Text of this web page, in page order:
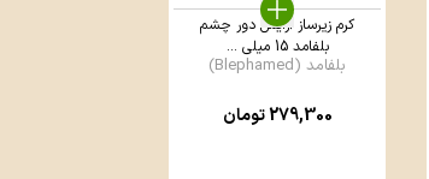
کرم زیرساز آرایش دور چشم
بلفامد 15 میلی ...
بلفامد (Blephamed)
279,300تومان